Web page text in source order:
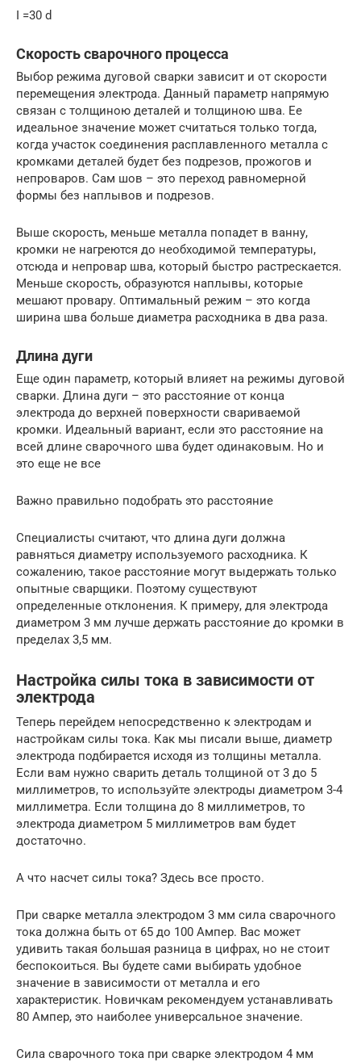
I =30 d
Скорость сварочного процесса
Выбор режима дуговой сварки зависит и от скорости
перемещения электрода. Данный параметр напрямую
связан с толщиною деталей и толщиною шва. Ее
идеальное значение может считаться только тогда,
когда участок соединения расплавленного металла с
кромками деталей будет без подрезов, прожогов и
непроваров. Сам шов – это переход равномерной
формы без наплывов и подрезов.
Выше скорость, меньше металла попадет в ванну,
кромки не нагреются до необходимой температуры,
отсюда и непровар шва, который быстро растрескается.
Меньше скорость, образуются наплывы, которые
мешают провару. Оптимальный режим – это когда
ширина шва больше диаметра расходника в два раза.
Длина дуги
Еще один параметр, который влияет на режимы дуговой
сварки. Длина дуги – это расстояние от конца
электрода до верхней поверхности свариваемой
кромки. Идеальный вариант, если это расстояние на
всей длине сварочного шва будет одинаковым. Но и
это еще не все
Важно правильно подобрать это расстояние
Специалисты считают, что длина дуги должна
равняться диаметру используемого расходника. К
сожалению, такое расстояние могут выдержать только
опытные сварщики. Поэтому существуют
определенные отклонения. К примеру, для электрода
диаметром 3 мм лучше держать расстояние до кромки в
пределах 3,5 мм.
Настройка силы тока в зависимости от
электрода
Теперь перейдем непосредственно к электродам и
настройкам силы тока. Как мы писали выше, диаметр
электрода подбирается исходя из толщины металла.
Если вам нужно сварить деталь толщиной от 3 до 5
миллиметров, то используйте электроды диаметром 3-4
миллиметра. Если толщина до 8 миллиметров, то
электрода диаметром 5 миллиметров вам будет
достаточно.
А что насчет силы тока? Здесь все просто.
При сварке металла электродом 3 мм сила сварочного
тока должна быть от 65 до 100 Ампер. Вас может
удивить такая большая разница в цифрах, но не стоит
беспокоиться. Вы будете сами выбирать удобное
значение в зависимости от металла и его
характеристик. Новичкам рекомендуем устанавливать
80 Ампер, это наиболее универсальное значение.
Сила сварочного тока при сварке электродом 4 мм